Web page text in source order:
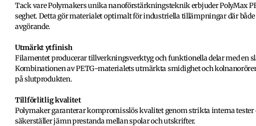
Tack vare Polymakers unika nanoförstärkningsteknik erbjuder PolyMax
seghet. Detta gör materialet optimalt för industriella tillämpningar där
avgörande.
Utmärkt ytfinish
Filamentet producerar tillverkningsverktyg och funktionella delar med en
Kombinationen av PETG-materialets utmärkta smidighet och
på slutprodukten.
Tillförlitlig kvalitet
Polymaker garanterar kompromisslös kvalitet genom strikta interna
säkerställer jämn prestanda mellan spolar och utskrifter.